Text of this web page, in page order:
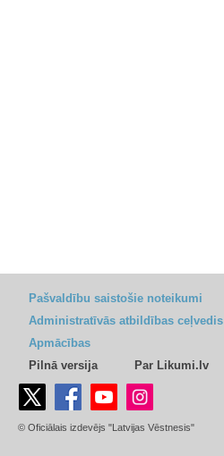
Pašvaldību saistošie noteikumi
Administratīvās atbildības ceļvedis
Apmācības
Pilnā versija
Par Likumi.lv
© Oficiālais izdevējs "Latvijas Vēstnesis"